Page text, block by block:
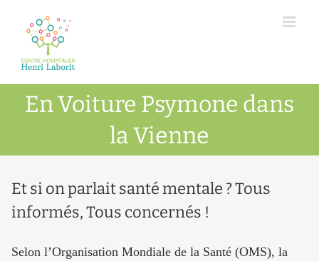
En Voiture Psymone dans
la Vienne
Et si on parlait santé mentale ? Tous
informés, Tous concernés !
Selon l’Organisation Mondiale de la Santé (OMS), la